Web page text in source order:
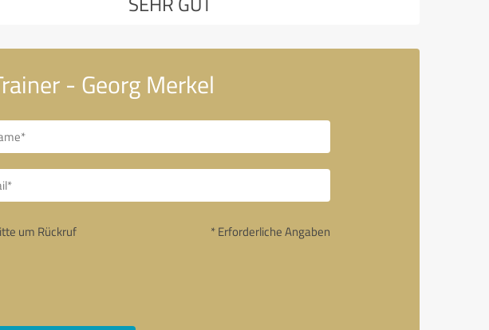
- Georg Merkel
um Rückruf * Erforderliche Angaben